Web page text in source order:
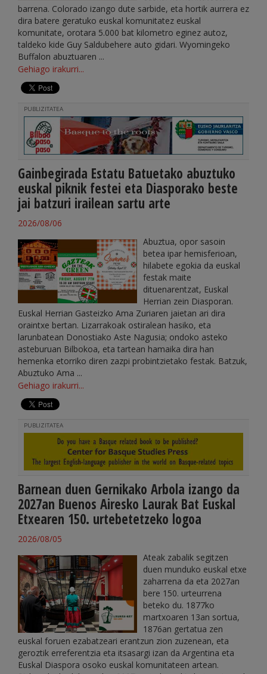
barrena. Colorado izango dute sarbide, eta hortik aurrera ez
dira batere geratuko euskal komunitatez euskal
komunitate, orotara 5.000 bat kilometro eginez autoz,
taldeko kide Guy Saldubehere auto gidari. Wyomingeko
Buffalon abuztuaren ...
Gehiago irakurri...
PUBLIZITATEA
Gainbegirada Estatu Batuetako abuztuko
euskal piknik festei eta Diasporako beste
jai batzuri irailean sartu arte
2026/08/06
Abuztua, opor sasoin
betea ipar hemisferioan,
hilabete egokia da euskal
festak maite
dituenarentzat, Euskal
Herrian zein Diasporan.
Euskal Herrian Gasteizko Ama Zuriaren jaietan ari dira
oraintxe bertan. Lizarrakoak ostiralean hasiko, eta
larunbatean Donostiako Aste Nagusia; ondoko asteko
asteburuan Bilbokoa, eta tartean hamaika dira han
hemenka etorriko diren zazpi probintzietako festak. Batzuk,
Abuztuko Ama ...
Gehiago irakurri...
PUBLIZITATEA
Barnean duen Gernikako Arbola izango da
2027an Buenos Airesko Laurak Bat Euskal
Etxearen 150. urtebetetzeko logoa
2026/08/05
Ateak zabalik segitzen
duen munduko euskal etxe
zaharrena da eta 2027an
bere 150. urteurrena
beteko du. 1877ko
martxoaren 13an sortua,
1876an gertatua zen
euskal foruen ezabatzeari erantzun zion zuzenean, eta
geroztik erreferentzia eta itsasargi izan da Argentina eta
Euskal Diaspora osoko euskal komunitateen artean.